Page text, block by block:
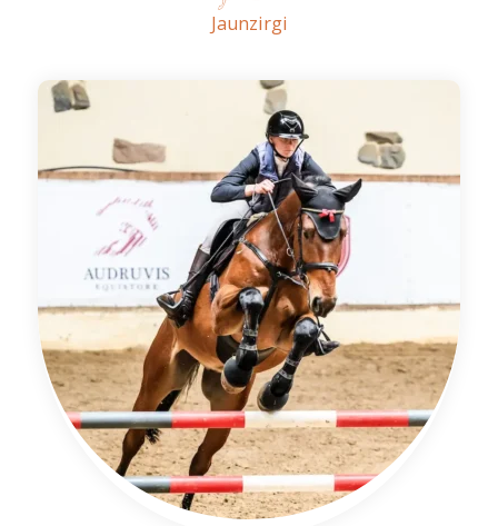
Jaunzirgi